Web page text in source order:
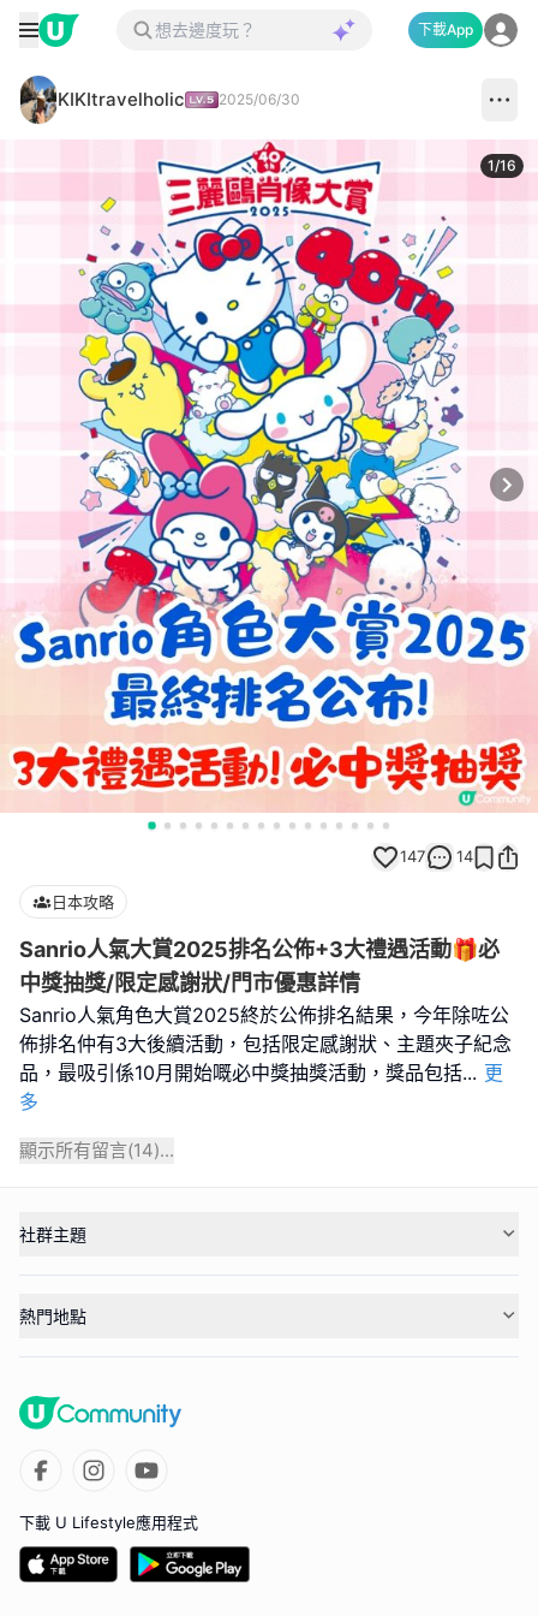
下載App
KIKItravelholic 2025/06/30
1/16
147 14
日本攻略
Sanrio人氣大賞2025排名公佈+3大禮遇活動🎁必
中獎抽獎/限定感謝狀/門市優惠詳情
Sanrio人氣角色大賞2025終於公佈排名結果，今年除咗公
佈排名仲有3大後續活動，包括限定感謝狀、主題夾子紀念
品，最吸引係10月開始嘅必中獎抽獎活動，獎品包括... 更
多
顯示所有留言(14)...
社群主題
熱門地點
下載 U Lifestyle應用程式